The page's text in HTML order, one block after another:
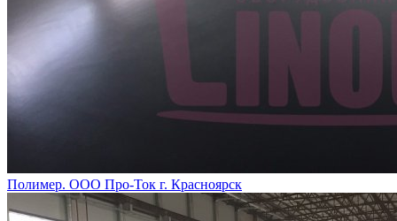
Полимер. ООО Про-Ток г. Красноярск